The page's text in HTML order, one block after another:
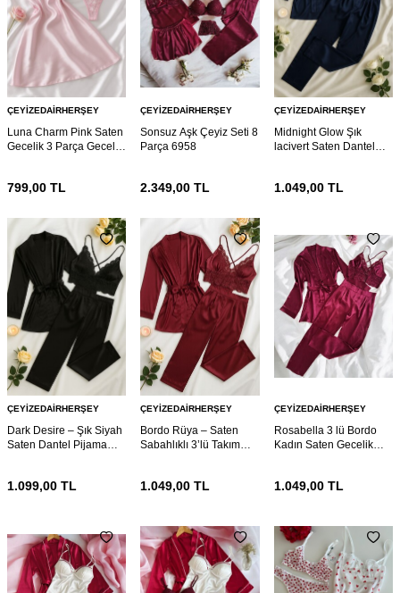
ÇEYIZEDAIRHERŞEY
Luna Charm Pink Saten
Gecelik 3 Parça Gecelik
799,00 TL
ÇEYIZEDAIRHERŞEY
Sonsuz Aşk Çeyiz Seti 8
Parça 6958
2.349,00 TL
ÇEYIZEDAIRHERŞEY
Midnight Glow Şık
lacivert Saten Dantel
1.049,00TL
ÇEYIZEDAIRHERŞEY
Dark Desire – Şık Siyah
Saten Dantel Pijama
1.099,00 TL
ÇEYIZEDAIRHERŞEY
Bordo Rüya – Saten
Sabahlıklı 3’lü Takım
1.049,00 TL
ÇEYIZEDAIRHERŞEY
Rosabella 3 lü Bordo
Kadın Saten Gecelik
1.049,00TL